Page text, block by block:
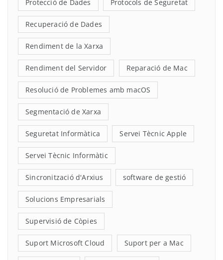
Protecció de Dades Protocols de Seguretat
Recuperació de Dades
Rendiment de la Xarxa
Rendiment del Servidor Reparació de Mac
Resolució de Problemes amb macOS
Segmentació de Xarxa
Seguretat Informàtica Servei Tècnic Apple
Servei Tècnic Informàtic
Sincronització d'Arxius software de gestió
Solucions Empresarials
Supervisió de Còpies
Suport Microsoft Cloud Suport per a Mac